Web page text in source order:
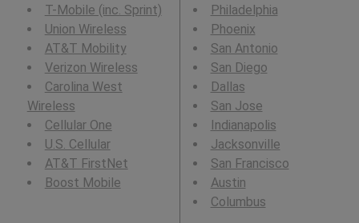
T-Mobile (inc. Sprint)
Union Wireless
AT&T Mobility
Verizon Wireless
Carolina West
Wireless
Cellular One
U.S. Cellular
AT&T FirstNet
Boost Mobile
Philadelphia
Phoenix
San Antonio
San Diego
Dallas
San Jose
Indianapolis
Jacksonville
San Francisco
Austin
Columbus